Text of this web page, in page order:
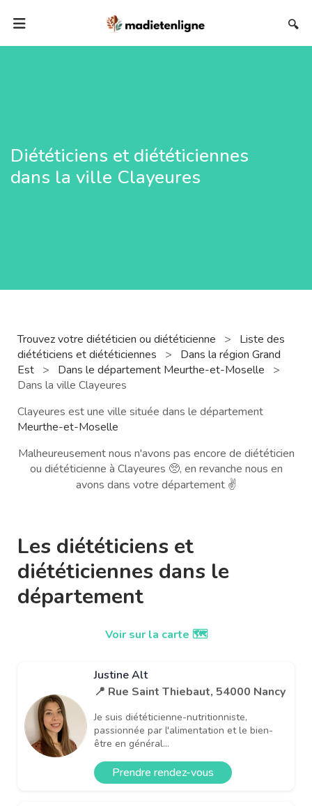
🔍
Diététiciens et diététiciennes
dans la ville Clayeures
Trouvez votre diététicien ou diététicienne >
Liste des
diététiciens et diététiciennes
>
Dans la région Grand
Est > Dans le département Meurthe-et-Moselle
>
Dans la ville Clayeures
Clayeures est une ville située dans le département
Meurthe-et-Moselle
Malheureusement nous n'avons pas encore de diététicien
ou diététicienne à Clayeures 🥺, en revanche nous en
avons dans votre département ✌️
Les diététiciens et
diététiciennes dans le
département
Voir sur la carte 🗺️
Justine Alt
📍 Rue Saint Thiebaut, 54000 Nancy
Je suis diététicienne-nutritionniste,
passionnée par l'alimentation et le bien-
être en général...
Prendre rendez-vous